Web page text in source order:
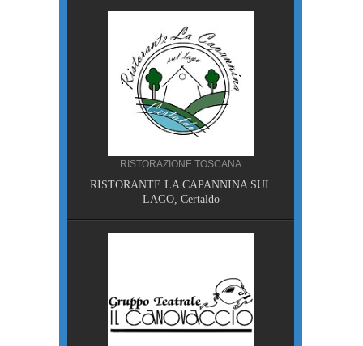
RISTORAZIONE TOSCANA
RISTORANTE LA CAPANNINA SUL
LAGO, Certaldo